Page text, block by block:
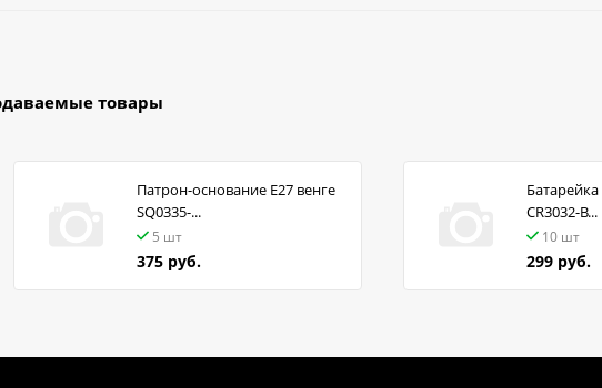
товары
Патрон-основание Е27 венге
SQ0335-...
5 шт
375 руб.
CR3032-B...
10 шт
299 руб.